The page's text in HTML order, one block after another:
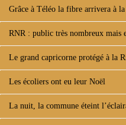
Grâce à Téléo la fibre arrivera à
RNR : public très nombreux mais
Le grand capricorne protégé à la
Les écoliers ont eu leur Noël
La nuit, la commune éteint